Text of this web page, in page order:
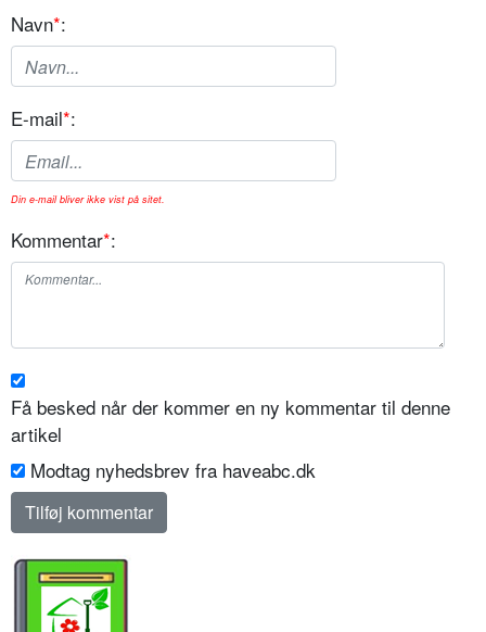
Navn*:
E-mail*:
Din e-mail bliver ikke vist på sitet.
Kommentar*:
Få besked når der kommer en ny kommentar til denne
artikel
Modtag nyhedsbrev fra haveabc.dk